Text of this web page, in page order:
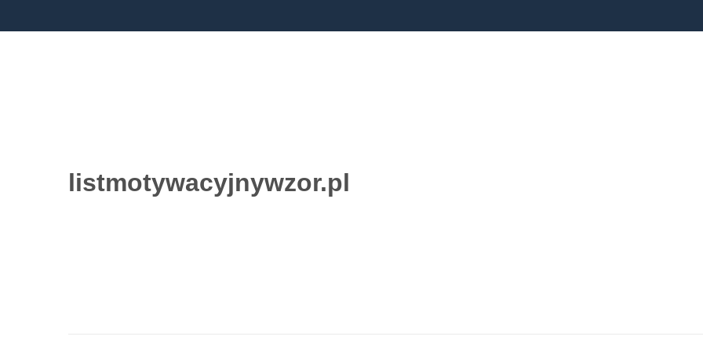
listmotywacyjnywzor.pl